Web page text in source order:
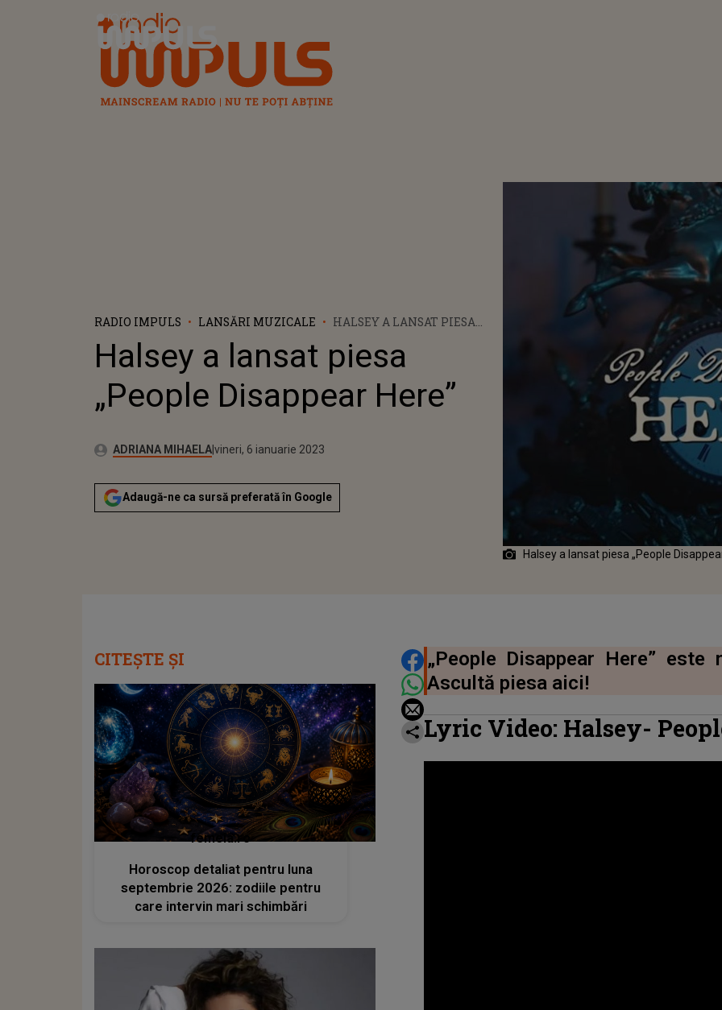
Radio Impuls
RADIO IMPULS LANSĂRI MUZICALE
HALSEY A LANSAT PIESA
Halsey a lansat piesa
„People Disappear Here”
Autor:ADRIANA MIHAELAPublicat:
joi, 6 ianuarie 2022
Actualizat:
vineri, 6 ianuarie 2023
Adaugă-ne ca sursă preferată în Google
Halsey a lansat piesa „People
DISTRIBUIE ARTICOLUL
„People Disappear Here”
Ascultă piesa aici!
Lyric Video: Halsey-
CITEȘTE ȘI
femeia.ro
Horoscop detaliat pentru luna
septembrie 2026: zodiile pentru
care intervin mari schimbări